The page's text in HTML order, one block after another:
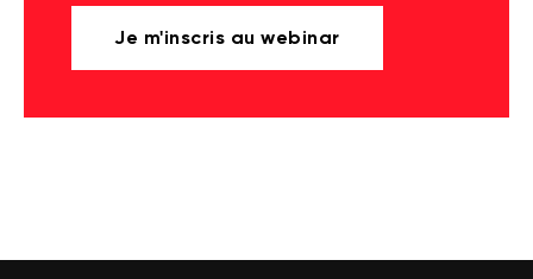
Je m'inscris au webinar